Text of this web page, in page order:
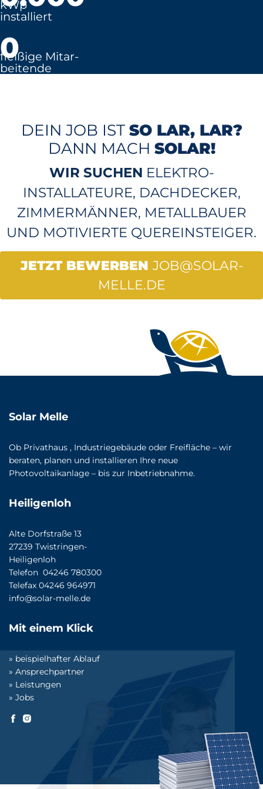
kWp
installiert
0
fleißige Mitar-
beitende
DEIN JOB IST SO LAR, LAR?
DANN MACH SOLAR!
WIR SUCHEN ELEKTRO-
INSTALLATEURE, DACHDECKER,
ZIMMERMÄNNER, METALLBAUER
UND MOTIVIERTE QUEREINSTEIGER.
JETZT BEWERBEN JOB@SOLAR-
MELLE.DE
Solar Melle
Ob Privathaus , Industriegebäude oder Freifläche – wir
beraten, planen und installieren Ihre neue
Photovoltaikanlage – bis zur Inbetriebnahme.
Heiligenloh
Alte Dorfstraße 13
27239 Twistringen-
Heiligenloh
Telefon 04246 780300
Telefax 04246 964971
info@solar-melle.de
Mit einem Klick
» beispielhafter Ablauf
» Ansprechpartner
» Leistungen
» Jobs